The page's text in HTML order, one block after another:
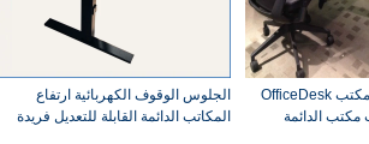
الجلوس الوقوف الكهربائية ارتفاع
المكاتب الدائمة القابلة للتعديل فريدة
ارتفاع قابل للتعديل مكتب OfficeDesk
الدائمة